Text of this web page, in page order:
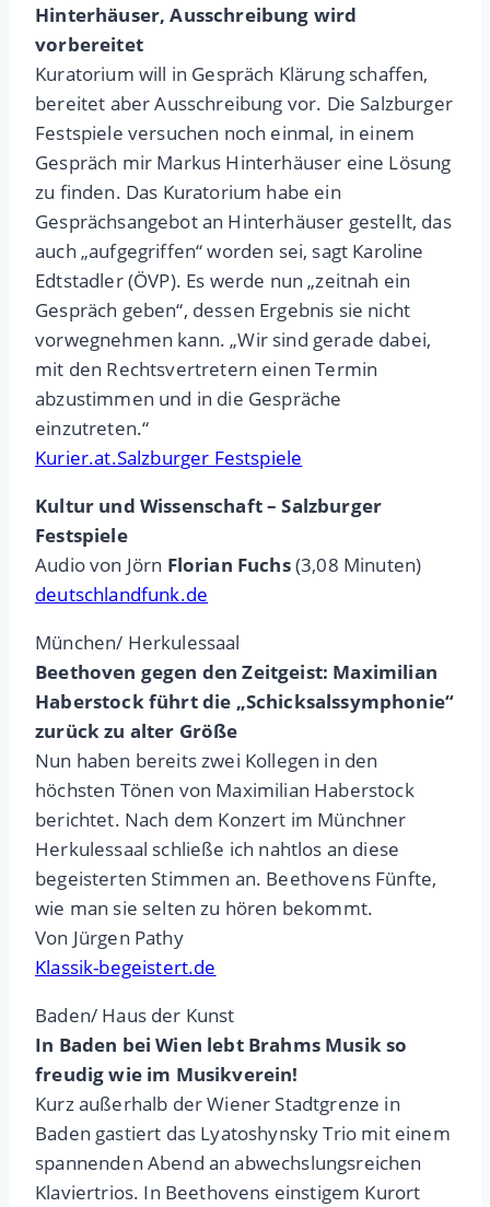
Hinterhäuser, Ausschreibung wird
vorbereitet
Kuratorium will in Gespräch Klärung schaffen,
bereitet aber Ausschreibung vor. Die Salzburger
Festspiele versuchen noch einmal, in einem
Gespräch mir Markus Hinterhäuser eine Lösung
zu finden. Das Kuratorium habe ein
Gesprächsangebot an Hinterhäuser gestellt, das
auch „aufgegriffen“ worden sei, sagt Karoline
Edtstadler (ÖVP). Es werde nun „zeitnah ein
Gespräch geben“, dessen Ergebnis sie nicht
vorwegnehmen kann. „Wir sind gerade dabei,
mit den Rechtsvertretern einen Termin
abzustimmen und in die Gespräche
einzutreten.“
Kurier.at.Salzburger Festspiele
Kultur und Wissenschaft – Salzburger
Festspiele
Audio von Jörn Florian Fuchs(3,08 Minuten)
deutschlandfunk.de
München/ Herkulessaal
Beethoven gegen den Zeitgeist: Maximilian
Haberstock führt die „Schicksalssymphonie“
zurück zu alter Größe
Nun haben bereits zwei Kollegen in den
höchsten Tönen von Maximilian Haberstock
berichtet. Nach dem Konzert im Münchner
Herkulessaal schließe ich nahtlos an diese
begeisterten Stimmen an. Beethovens Fünfte,
wie man sie selten zu hören bekommt.
Von Jürgen Pathy
Klassik-begeistert.de
Baden/ Haus der Kunst
In Baden bei Wien lebt Brahms Musik so
freudig wie im Musikverein!
Kurz außerhalb der Wiener Stadtgrenze in
Baden gastiert das Lyatoshynsky Trio mit einem
spannenden Abend an abwechslungsreichen
Klaviertrios. In Beethovens einstigem Kurort